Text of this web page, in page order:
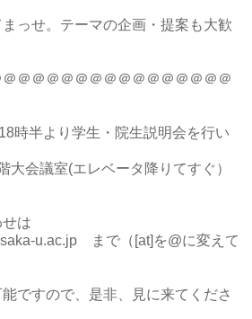
っせ。テーマの企画・提案も大歓
＠＠＠＠＠＠＠＠＠＠＠＠＠＠＠
時半より学生・院生説明会を行い
大会議室(エレベータ降りてすぐ）
は
u.ac.jp まで（[at]を@に変えて
ですので、是非、見に来てくださ